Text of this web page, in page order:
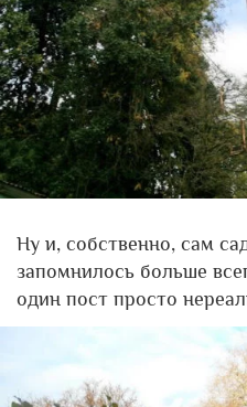
Ну и, собственно, сам
запомнилось больше
один пост просто